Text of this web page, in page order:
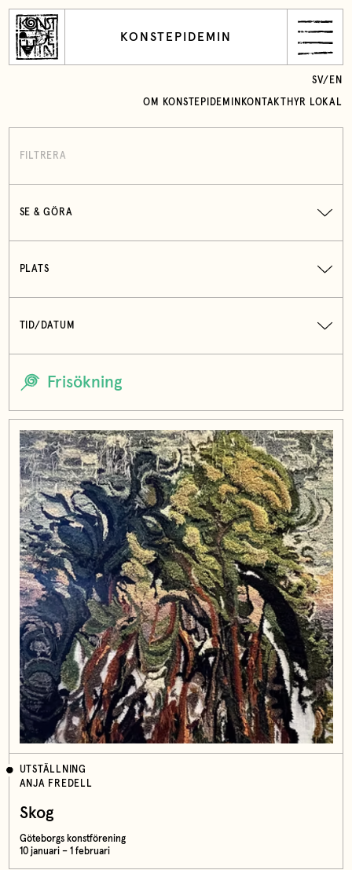
KONSTEPIDEMIN
OM KONSTEPIDEMIN KONTAKT HYR LOKAL
SV/ EN
FILTRERA
SE & GÖRA
PLATS
TID/DATUM
UTSTÄLLNING
ANJA FREDELL
Skog
Göteborgs konstförening
10 januari – 1 februari